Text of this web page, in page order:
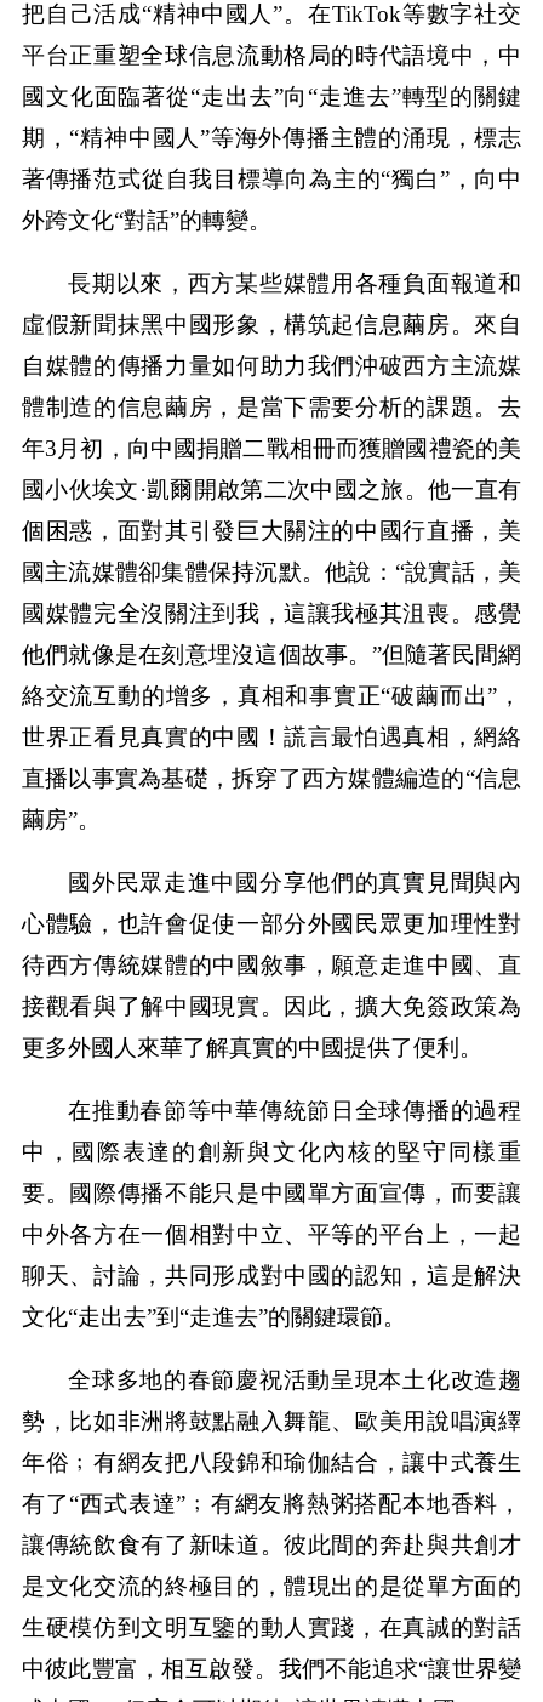
把自己活成“精神中國人”。在TikTok等數字社交
平台正重塑全球信息流動格局的時代語境中，中
國文化面臨著從“走出去”向“走進去”轉型的關鍵
期，“精神中國人”等海外傳播主體的涌現，標志
著傳播范式從自我目標導向為主的“獨白”，向中
外跨文化“對話”的轉變。
長期以來，西方某些媒體用各種負面報道和
虛假新聞抹黑中國形象，構筑起信息繭房。來自
自媒體的傳播力量如何助力我們沖破西方主流媒
體制造的信息繭房，是當下需要分析的課題。去
年3月初，向中國捐贈二戰相冊而獲贈國禮瓷的美
國小伙埃文·凱爾開啟第二次中國之旅。他一直有
個困惑，面對其引發巨大關注的中國行直播，美
國主流媒體卻集體保持沉默。他說：“說實話，美
國媒體完全沒關注到我，這讓我極其沮喪。感覺
他們就像是在刻意埋沒這個故事。”但隨著民間網
絡交流互動的增多，真相和事實正“破繭而出”，
世界正看見真實的中國！謊言最怕遇真相，網絡
直播以事實為基礎，拆穿了西方媒體編造的“信息
繭房”。
國外民眾走進中國分享他們的真實見聞與內
心體驗，也許會促使一部分外國民眾更加理性對
待西方傳統媒體的中國敘事，願意走進中國、直
接觀看與了解中國現實。因此，擴大免簽政策為
更多外國人來華了解真實的中國提供了便利。
在推動春節等中華傳統節日全球傳播的過程
中，國際表達的創新與文化內核的堅守同樣重
要。國際傳播不能只是中國單方面宣傳，而要讓
中外各方在一個相對中立、平等的平台上，一起
聊天、討論，共同形成對中國的認知，這是解決
文化“走出去”到“走進去”的關鍵環節。
全球多地的春節慶祝活動呈現本土化改造趨
勢，比如非洲將鼓點融入舞龍、歐美用說唱演繹
年俗﹔有網友把八段錦和瑜伽結合，讓中式養生
有了“西式表達”﹔有網友將熱粥搭配本地香料，
讓傳統飲食有了新味道。彼此間的奔赴與共創才
是文化交流的終極目的，體現出的是從單方面的
生硬模仿到文明互鑒的動人實踐，在真誠的對話
中彼此豐富，相互啟發。我們不能追求“讓世界變